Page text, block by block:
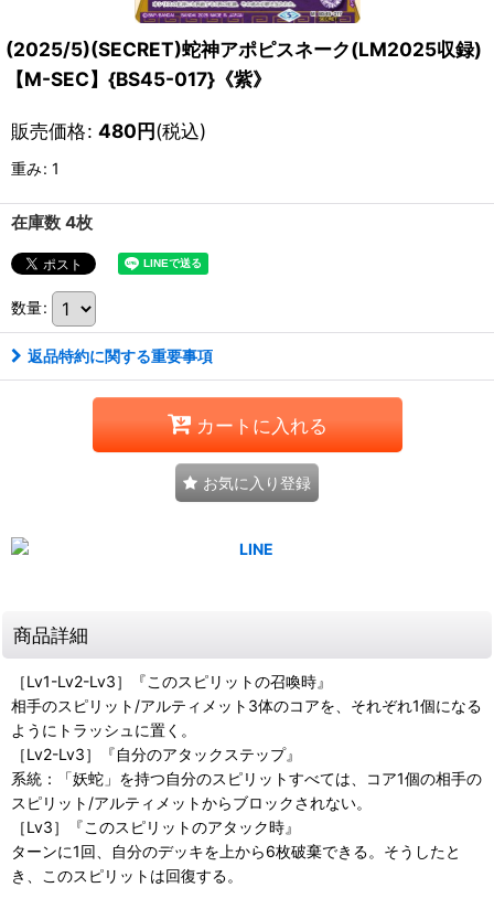
(2025/5)(SECRET)蛇神アポピスネーク(LM2025収録)
【M-SEC】{BS45-017}《紫》
販売価格: 480円(税込)
重み: 1
在庫数 4枚
数量:
返品特約に関する重要事項
カートに入れる
お気に入り登録
商品詳細
［Lv1-Lv2-Lv3］『このスピリットの召喚時』
相手のスピリット/アルティメット3体のコアを、それぞれ1個になる
ようにトラッシュに置く。
［Lv2-Lv3］『自分のアタックステップ』
系統：「妖蛇」を持つ自分のスピリットすべては、コア1個の相手の
スピリット/アルティメットからブロックされない。
［Lv3］『このスピリットのアタック時』
ターンに1回、自分のデッキを上から6枚破棄できる。そうしたと
き、このスピリットは回復する。